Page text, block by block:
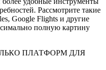
Рассмотрите такие
Google Flights и другие
полную картину
ПЛАТФОРМ ДЛЯ